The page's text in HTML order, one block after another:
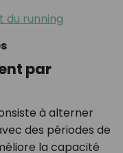
du running
par
à alterner
des périodes de
la capacité